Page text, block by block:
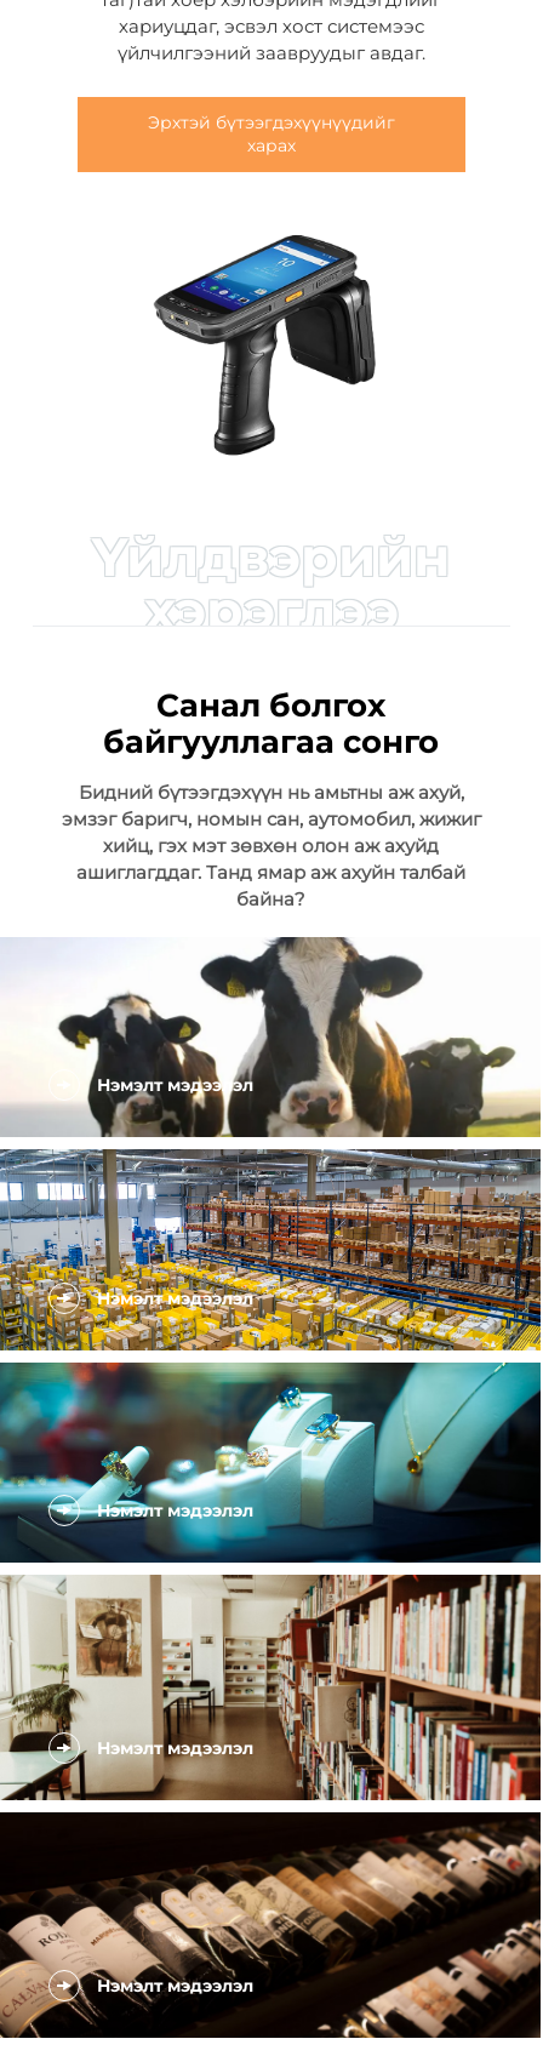
хариуцдаг, эсвэл хост системээс
үйлчилгээний заавруудыг авдаг.
Эрхтэй бүтээгдэхүүнүүдийг
харах
Үйлдвэрийн
хэрэглээ
Санал болгох
байгууллагаа сонго
Бидний бүтээгдэхүүн нь амьтны аж ахуй,
эмзэг баригч, номын сан, аутомобил, жижиг
хийц, гэх мэт зөвхөн олон аж ахуйд
ашиглагддаг. Танд ямар аж ахуйн талбай
байна?
Нэмэлт мэдээлэл
Нэмэлт мэдээлэл
Нэмэлт мэдээлэл
Нэмэлт мэдээлэл
Нэмэлт мэдээлэл